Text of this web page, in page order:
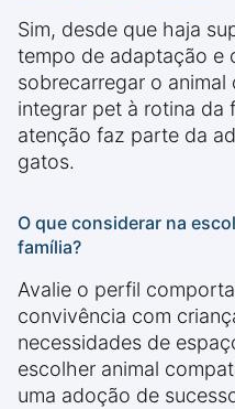
Sim, desde que haja
tempo de adaptação e
sobrecarregar o
integrar pet à rotina da
atenção faz parte da
gatos.
O que considerar na
família?
Avalie o perfil
convivência com
necessidades de
escolher animal
uma adoção de